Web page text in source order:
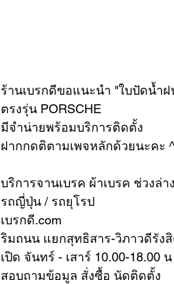
ร้านเบรกดีขอแนะนำ "ใบปัดน้ำฝ
ตรงรุ่น PORSCHE
มีจำน่ายพร้อมบริการติดตั้ง
ฝากกดติตามเพจหลักด้วยนะคะ
บริการจานเบรค ผ้าเบรค ช่วงล่าง
รถญี่ปุ่น / รถยุโรป
เบรกดี.com
ริมถนน แยกสุทธิสาร-วิภาวดีรัง
เปิด จันทร์ - เสาร์ 10.00-18.00 น
สอบถามข้อมูล สั่งซื้อ นัดติดตั้ง